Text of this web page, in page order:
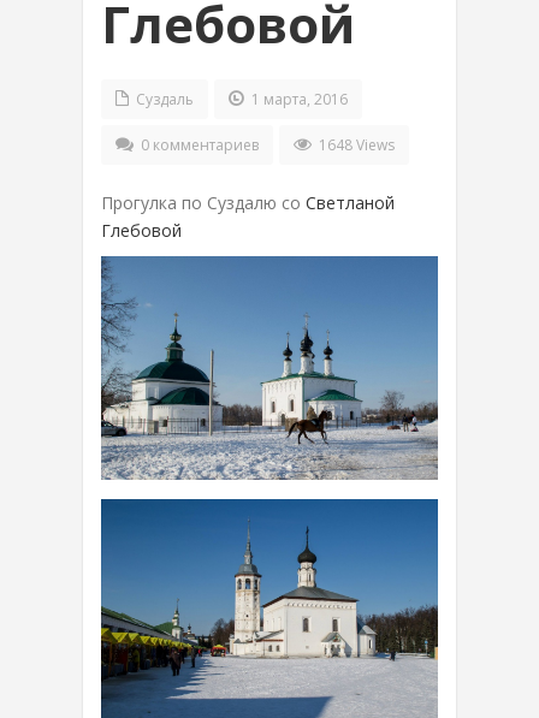
Глебовой
Суздаль 1 марта, 2016
0 комментариев 1648 Views
Прогулка по Суздалю со Светланой
Глебовой